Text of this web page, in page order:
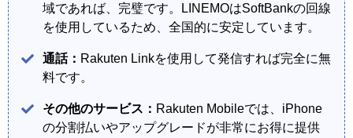
域であれば、完璧です。LINEMOはSoftBankの回線
を使用しているため、全国的に安定しています。
通話： Rakuten Linkを使用して発信すれば完全に無
料です。
その他のサービス： Rakuten Mobileでは、iPhone
の分割払いやアップグレードが非常にお得に提供